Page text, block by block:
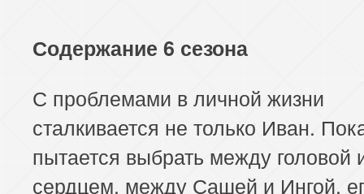
Содержание 6 сезона
С проблемами в личной жизни
сталкивается не только Иван.
пытается выбрать между головой
сердцем, между Сашей и Ингой,